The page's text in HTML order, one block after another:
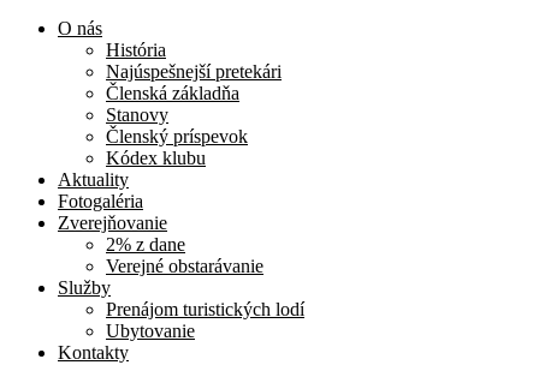
O nás
História
Najúspešnejší pretekári
Členská základňa
Stanovy
Členský príspevok
Kódex klubu
Aktuality
Fotogaléria
Zverejňovanie
2% z dane
Verejné obstarávanie
Služby
Prenájom turistických lodí
Ubytovanie
Kontakty